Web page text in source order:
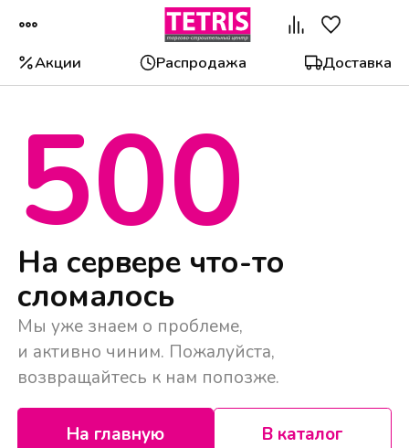
Акции Распродажа Доставка
500
На сервере что-то
сломалось
Мы уже знаем о проблеме,
и активно чиним. Пожалуйста,
возвращайтесь к нам попозже.
На главную В каталог